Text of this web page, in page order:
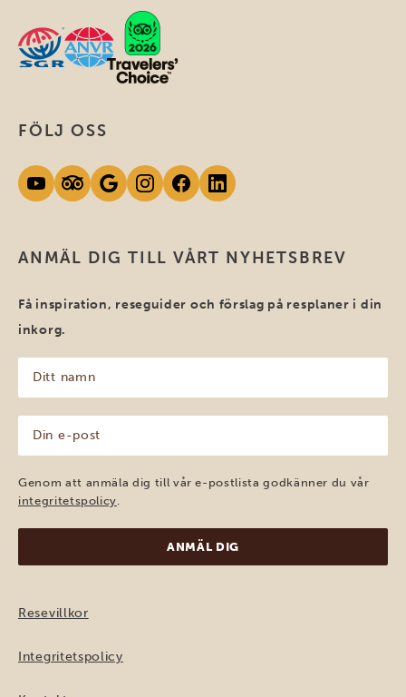
ANMÄL DIG TILL VÅRT NYHETSBREV
Få inspiration, reseguider och förslag på resplaner i din
inkorg.
namn
(Obligatoriskt)
post
(Obligatoriskt)
Genom att anmäla dig till vår e-postlista godkänner du vår
integritetspolicy
FÖLJ OSS
Resevillkor
Integritetspolicy